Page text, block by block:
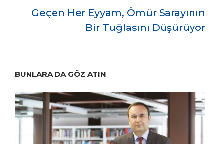
Geçen Her Eyyam, Ömür Sarayının
Bir Tuğlasını Düşürüyor
BUNLARA DA GÖZ ATIN